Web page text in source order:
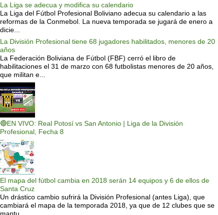
La Liga se adecua y modifica su calendario
La Liga del Fútbol Profesional Boliviano adecua su calendario a las
reformas de la Conmebol. La nueva temporada se jugará de enero a
dicie...
La División Profesional tiene 68 jugadores habilitados, menores de 20
años
La Federación Boliviana de Fútbol (FBF) cerró el libro de
habilitaciones el 31 de marzo con 68 futbolistas menores de 20 años,
que militan e...
🔴EN VIVO: Real Potosí vs San Antonio | Liga de la División
Profesional, Fecha 8
El mapa del fútbol cambia en 2018 serán 14 equipos y 6 de ellos de
Santa Cruz
Un drástico cambio sufrirá la División Profesional (antes Liga), que
cambiará el mapa de la temporada 2018, ya que de 12 clubes que se